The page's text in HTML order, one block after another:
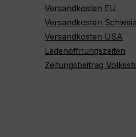
Versandkosten EU
Versandkosten Schweiz
Versandkosten USA
Ladenöffnungszeiten
Zeitungsbeitrag